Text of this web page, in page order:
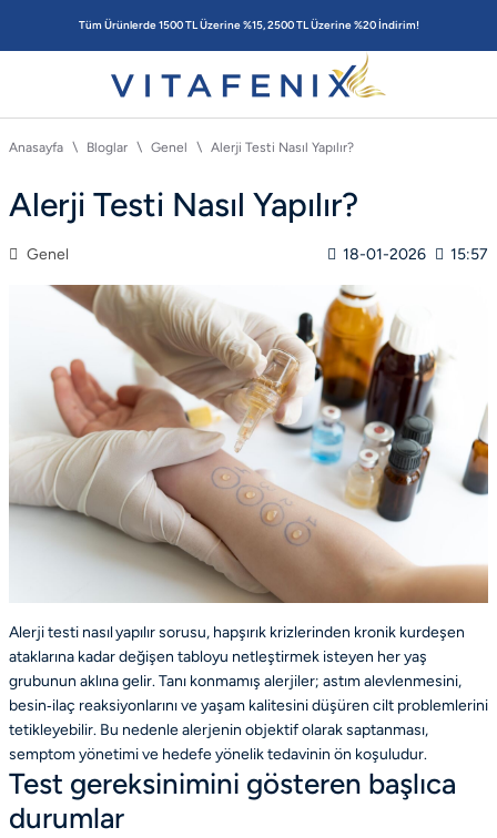
Tüm Ürünlerde 1500 TL Üzerine %15, 2500 TL Üzerine %20 İndirim!
Anasayfa Bloglar Genel Alerji Testi Nasıl Yapılır?
Alerji Testi Nasıl Yapılır?
Genel 18-01-2026 15:57
Alerji testi nasıl yapılır sorusu, hapşırık krizlerinden kronik kurdeşen
ataklarına kadar değişen tabloyu netleştirmek isteyen her yaş
grubunun aklına gelir. Tanı konmamış alerjiler; astım alevlenmesini,
besin‑ilaç reaksiyonlarını ve yaşam kalitesini düşüren cilt problemlerini
tetikleyebilir. Bu nedenle alerjenin objektif olarak saptanması,
semptom yönetimi ve hedefe yönelik tedavinin ön koşuludur.
Test gereksinimini gösteren başlıca
durumlar